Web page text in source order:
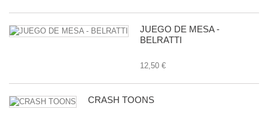
JUEGO DE MESA -
BELRATTI
12,50 €
CRASH TOONS